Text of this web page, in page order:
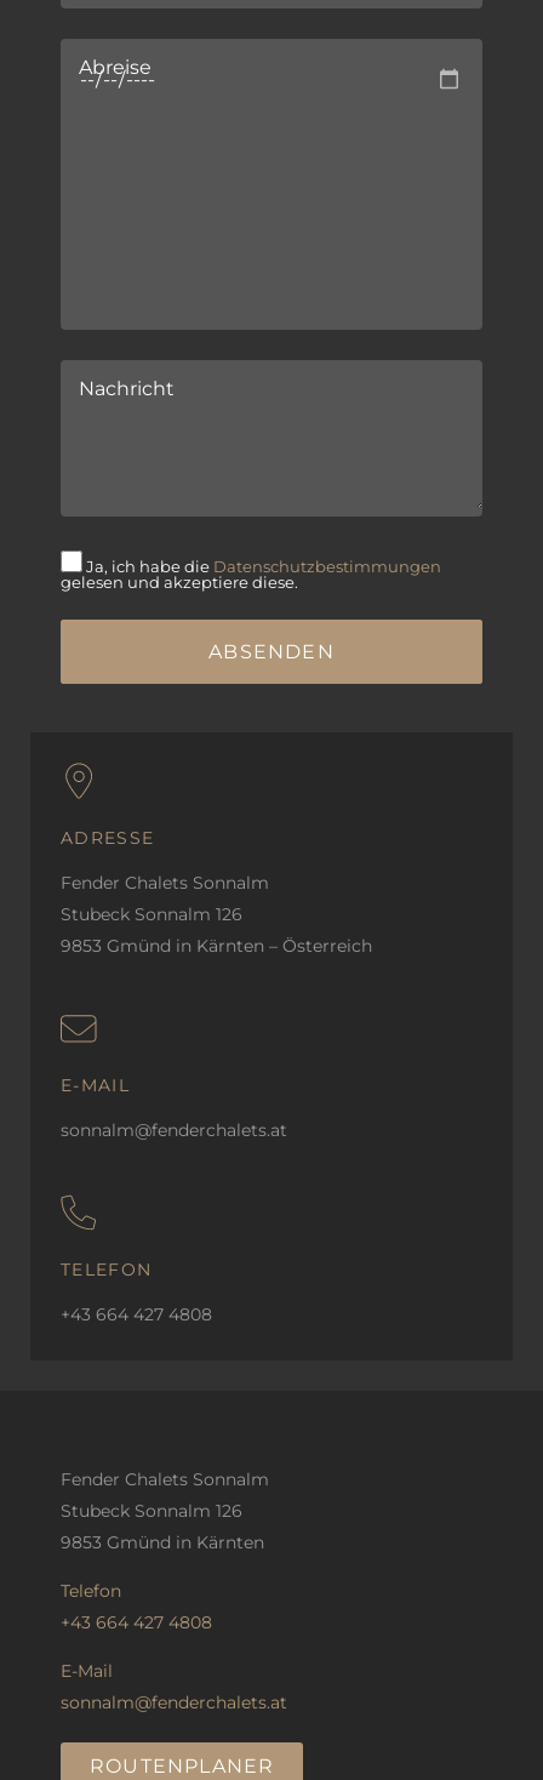
Abreise
Nachricht
Ja, ich habe die Datenschutzbestimmungen
gelesen und akzeptiere diese.
ADRESSE
Fender Chalets Sonnalm
Stubeck Sonnalm 126
9853 Gmünd in Kärnten – Österreich
E-MAIL
sonnalm@fenderchalets.at
TELEFON
+43 664 427 4808
Fender Chalets Sonnalm
Stubeck Sonnalm 126
9853 Gmünd in Kärnten
Telefon
+43 664 427 4808
E-Mail
sonnalm@fenderchalets.at
ROUTENPLANER